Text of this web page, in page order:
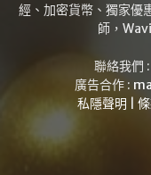
經、加密貨幣、獨家優
師，
聯絡我們 :
廣告合作 :
私隱聲明